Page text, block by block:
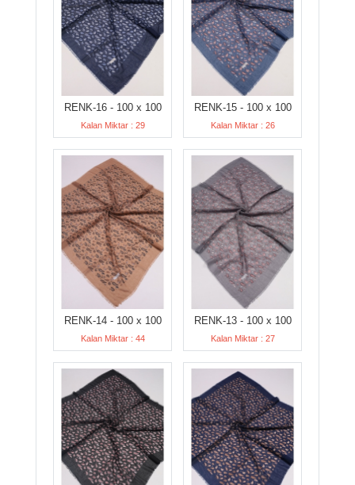
RENK-16 - 100 x 100
Kalan Miktar : 29
RENK-15 - 100 x 100
Kalan Miktar : 26
RENK-14 - 100 x 100
Kalan Miktar : 44
RENK-13 - 100 x 100
Kalan Miktar : 27